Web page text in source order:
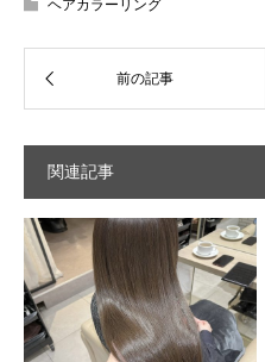
ヘアカラーリング
関連記事